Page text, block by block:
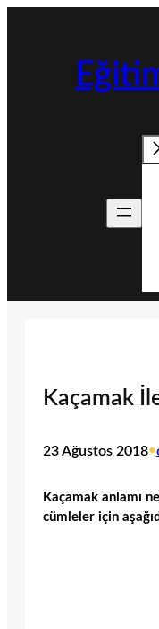
Kaçamak
23 Ağustos 2018•
Kaçamak anlamı
cümleler için